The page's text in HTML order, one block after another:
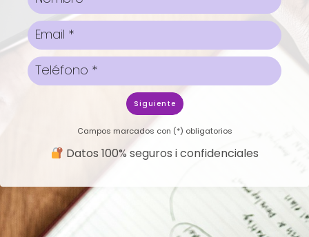
Siguiente
Campos marcados con (*) obligatorios
Datos 100% seguros i confidenciales